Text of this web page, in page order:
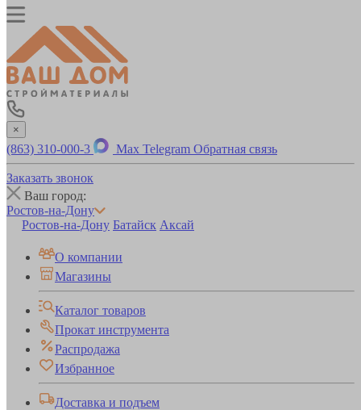
×
(863) 310-000-3 Max Telegram Обратная связь
Заказать звонок
Ваш город:
Ростов-на-Дону
Ростов-на-Дону Батайск Аксай
О компании
Магазины
Каталог товаров
Прокат инструмента
Распродажа
Избранное
Доставка и подъем